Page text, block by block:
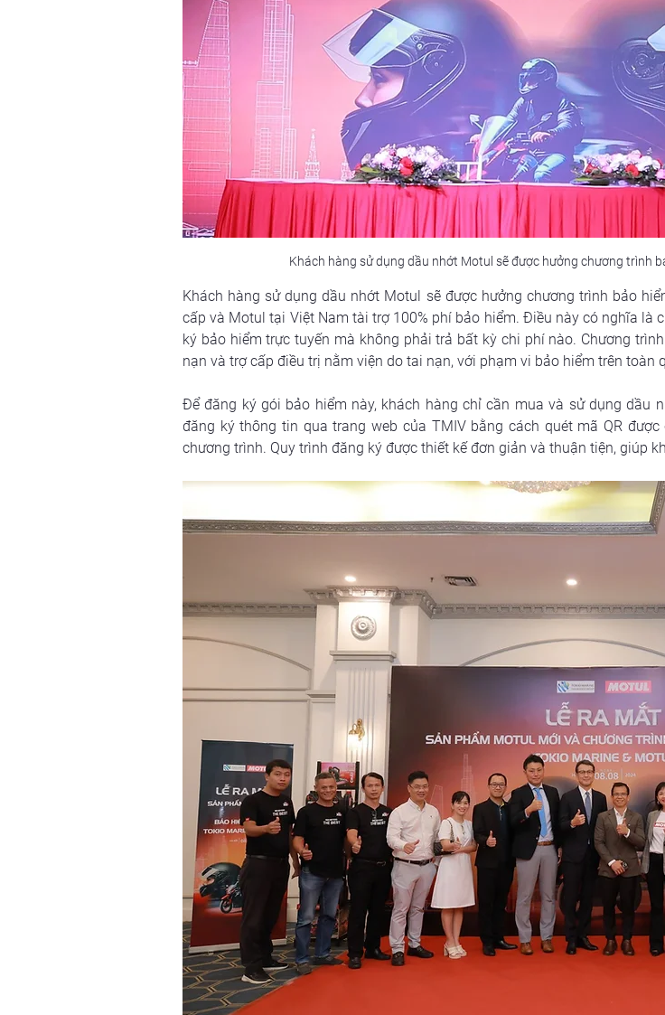
Khách hàng sử dụng dầu nhớt Motul sẽ được hưởng chương trình
Khách hàng sử dụng dầu nhớt Motul sẽ được hưởng chương trình bảo
cấp và Motul tại Việt Nam tài trợ 100% phí bảo hiểm. Điều này có nghĩa là
ký bảo hiểm trực tuyến mà không phải trả bất kỳ chi phí nào. Chương
nạn và trợ cấp điều trị nằm viện do tai nạn, với phạm vi bảo hiểm trên toàn
Để đăng ký gói bảo hiểm này, khách hàng chỉ cần mua và sử dụng dầu
đăng ký thông tin qua trang web của TMIV bằng cách quét mã QR
chương trình. Quy trình đăng ký được thiết kế đơn giản và thuận tiện, giúp